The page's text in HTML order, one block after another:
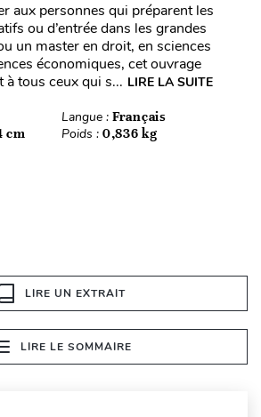
aux personnes qui préparent les
ou d’entrée dans les grandes
un master en droit, en sciences
économiques, cet ouvrage
à tous ceux qui s... LIRE LA SUITE
Langue : Français
cm Poids : 0,836 kg
LIRE UN EXTRAIT
LIRE LE SOMMAIRE